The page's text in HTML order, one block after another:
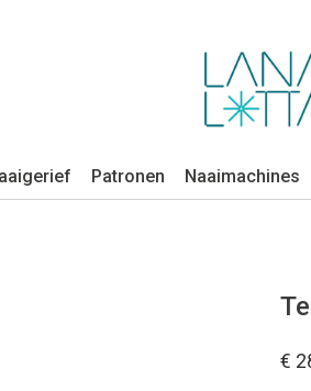
Patronen Naaimachines
€